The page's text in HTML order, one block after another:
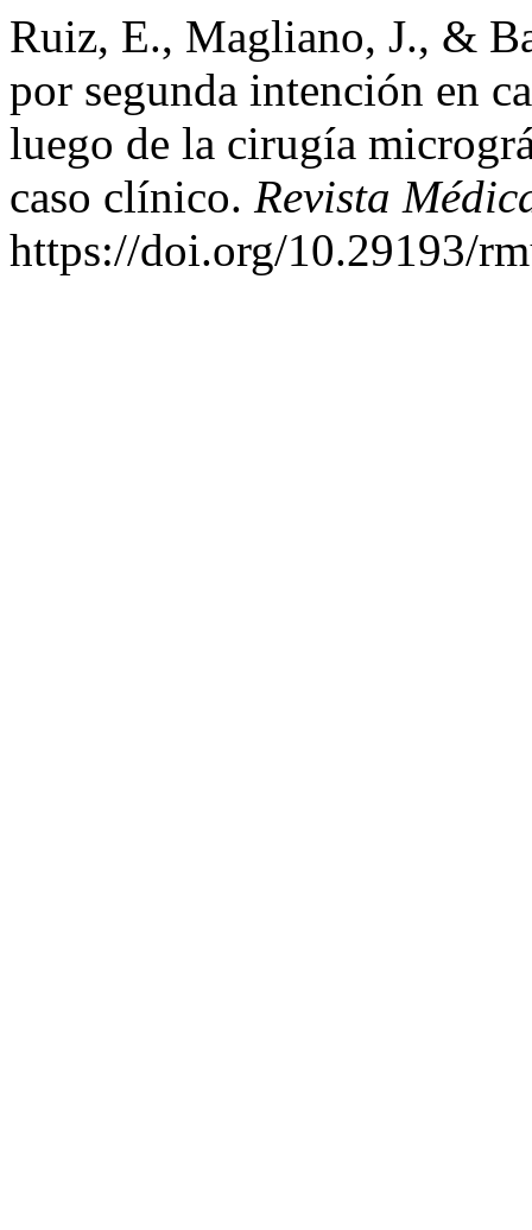
Ruiz, E., Magliano, J., &
por segunda intención en
luego de la cirugía
caso clínico. Revista
https://doi.org/10.29193/